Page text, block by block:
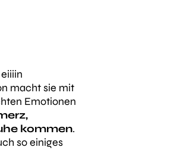
macht sie mit
Emotionen
kommen.
so einiges